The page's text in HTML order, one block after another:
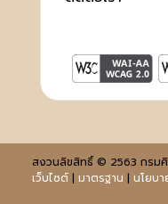
สงวนลิขสิทธิ์ © 2563 กรม
เว็บไซต์| มาตรฐาน | นโยบ